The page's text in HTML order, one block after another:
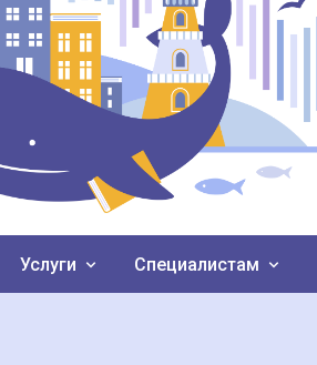
Услуги Специалистам